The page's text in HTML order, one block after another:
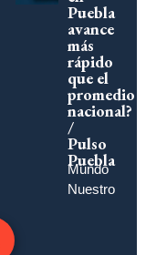
Puebla
avance
más
rápido
que el
promedio
nacional?
/
Pulso
Puebla
Mundo
Nuestro